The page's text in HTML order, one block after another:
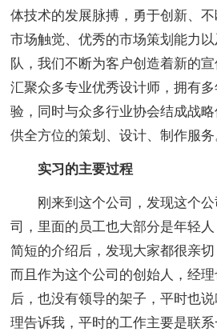
体技术的发展脉搏，勇于创新、
市场触觉、优秀的市场策划能力
队，我们不断为客户创造着新的
汇聚众多专业优秀设计师，拥有
验，同时与众多行业协会结成战
供全方位的策划、设计、制作服务
实习的主要过程
刚来到这个公司，发现这个公
司，里面的员工也大部分是年轻
简短的介绍后，发现大家都很亲切
而且作为这个公司的创始人，经
后，也没有领导的架子，平时也
理告诉我，平时的工作主要是联